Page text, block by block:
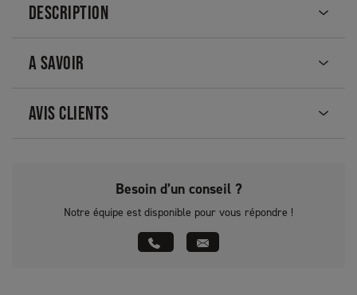
DESCRIPTION
A SAVOIR
AVIS CLIENTS
Besoin d’un conseil ?
Notre équipe est disponible pour vous répondre !